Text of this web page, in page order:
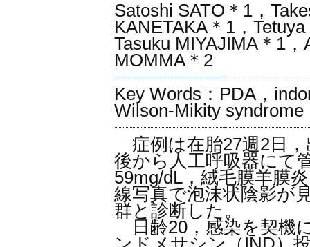
Satoshi SATO＊1，
KANETAKA＊1，
Tasuku MIYAJIMA＊1
MOMMA＊2
Key Words：PDA，
Wilson-Mikity syndrome
症例は在胎27週2日，
後から人工呼吸器にて
59mg/dL，絨毛膜羊膜
線写真で泡沫状陰影が
群と診断した。
日齢20，感染を契機